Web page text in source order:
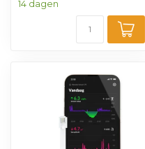
14 dagen